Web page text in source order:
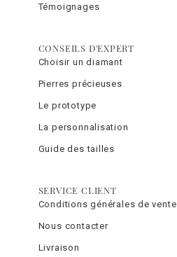
Témoignages
CONSEILS D'EXPERT
Choisir un diamant
Pierres précieuses
Le prototype
La personnalisation
Guide des tailles
SERVICE CLIENT
Conditions générales de vente
Nous contacter
Livraison